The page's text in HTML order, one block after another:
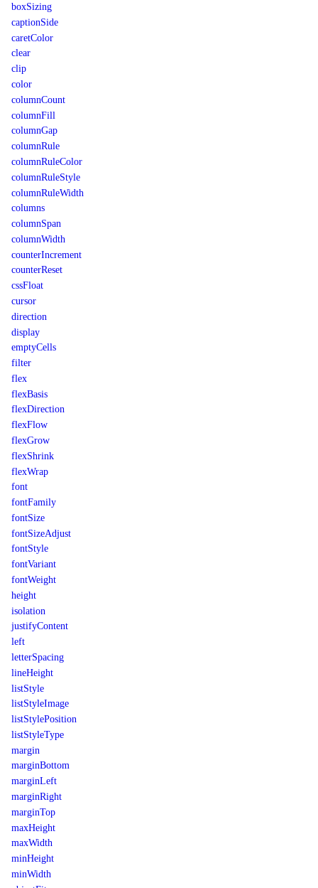
boxSizing
captionSide
caretColor
clear
clip
color
columnCount
columnFill
columnGap
columnRule
columnRuleColor
columnRuleStyle
columnRuleWidth
columns
columnSpan
columnWidth
counterIncrement
counterReset
cssFloat
cursor
direction
display
emptyCells
filter
flex
flexBasis
flexDirection
flexFlow
flexGrow
flexShrink
flexWrap
font
fontFamily
fontSize
fontSizeAdjust
fontStyle
fontVariant
fontWeight
height
isolation
justifyContent
left
letterSpacing
lineHeight
listStyle
listStyleImage
listStylePosition
listStyleType
margin
marginBottom
marginLeft
marginRight
marginTop
maxHeight
maxWidth
minHeight
minWidth